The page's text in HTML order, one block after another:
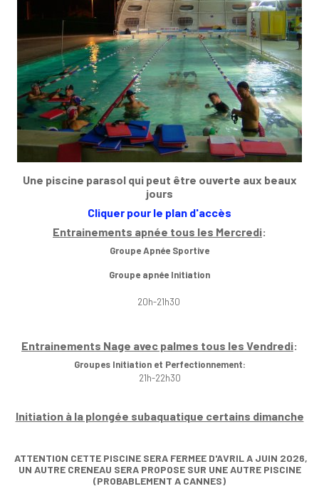
Une piscine parasol qui peut être ouverte aux beaux
jours
Cliquer pour le plan d'accès
Entrainements apnée tous les Mercredi:
Groupe Apnée Sportive
Groupe apnée Initiation
20h-21h30
Entrainements Nage avec palmes tous les Vendredi:
Groupes Initiation et Perfectionnement:
21h-22h30
Initiation à la plongée subaquatique certains dimanche
ATTENTION CETTE PISCINE SERA FERMEE D'AVRIL A JUIN 2026,
UN AUTRE CRENEAU SERA PROPOSE SUR UNE AUTRE PISCINE
(PROBABLEMENT A CANNES)